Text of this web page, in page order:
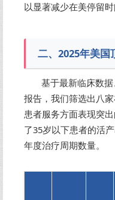
以显著减少在美停留时
二、2025年美国
基于最新临床数
报告，我们筛选出八
患者服务方面表现突
了35岁以下患者的活
年度治疗周期数量。